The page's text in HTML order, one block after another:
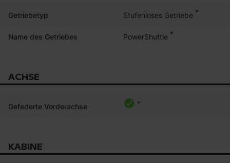
Getriebetyp Stufenloses Getriebe *
Name des Getriebes PowerShuttle *
ACHSE
Gefederte Vorderachse *
KABINE